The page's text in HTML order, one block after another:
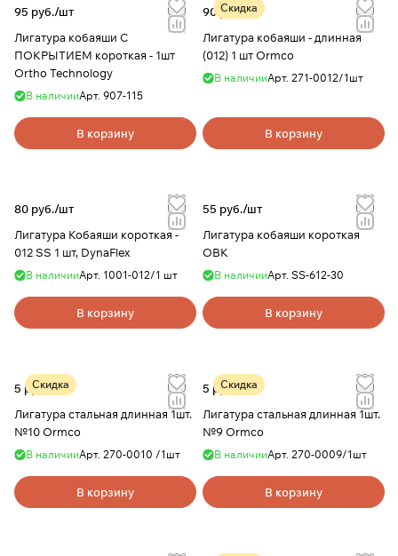
95 руб./шт
Лигатура кобаяши С
ПОКРЫТИЕМ короткая - 1шт
Ortho Technology
В наличииАрт. 907-115
В корзину
Скидка
90 руб./шт
Лигатура кобаяши - длинная
(012) 1 шт Ormco
В наличииАрт. 271-0012/1шт
В корзину
80 руб./шт
Лигатура Кобаяши короткая -
012 SS 1 шт, DynaFlex
В наличииАрт. 1001-012/1 шт
В корзину
55 руб./шт
Лигатура кобаяши короткая
ОВК
В наличииАрт. SS-612-30
В корзину
Скидка
5 руб./шт
Лигатура стальная длинная 1шт.
№10 Ormco
В наличииАрт. 270-0010 /1шт
В корзину
Скидка
5 руб./шт
Лигатура стальная длинная 1шт.
№9 Ormco
В наличииАрт. 270-0009/1шт
В корзину